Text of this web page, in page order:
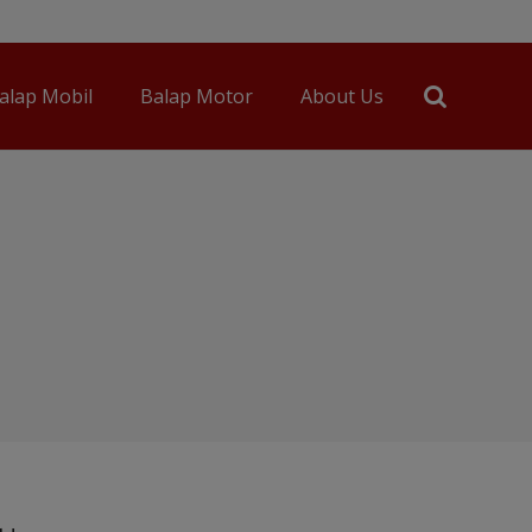
Mobil Balap Motor About Us